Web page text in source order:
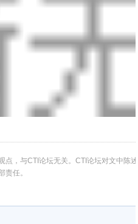
点，与CTI论坛无关。CTI论坛对文中
责任。